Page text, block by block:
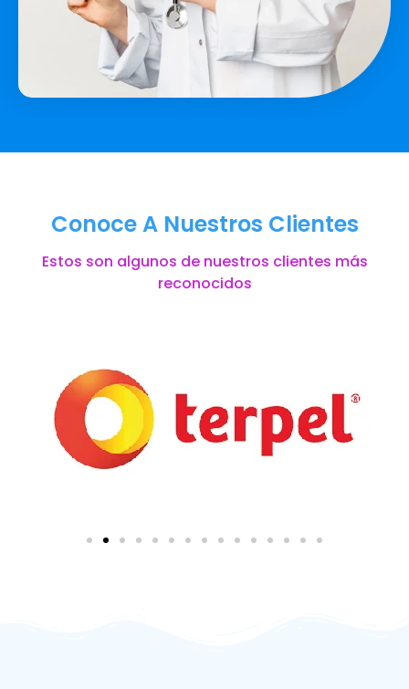
Conoce A Nuestros Clientes
Estos son algunos de nuestros clientes más
reconocidos